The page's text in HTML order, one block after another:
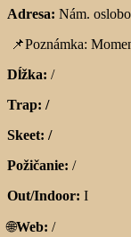
Adresa: Nám.
📌Poznámka:
Dĺžka: /
Trap: /
Skeet: /
Požičanie: /
Out/Indoor: I
🌐Web: /